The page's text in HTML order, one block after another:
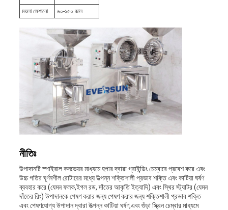
ময়লা মেশানো
৬০-১৫০ জাল
নীতিঃ
উপাদানটি স্পাইরাল কনভেয়র মাধ্যমে হপার দ্বারা গ্রাইন্ডিং চেম্বারে প্রবেশ করে এবং
উচ্চ গতির ঘূর্ণনশীল রোটারের মধ্যে উত্পন্ন শক্তিশালী প্রভাব শক্তি এবং কাটিয়া ঘর্ষণ
ব্যবহার করে (যেমন ফলক,ইগল রড, দাঁতের আকৃতি ইত্যাদি) এবং স্থির স্ট্যাটর (যেমন
দাঁতের রিং) উপাদানকে পেষণ করার জন্য পেষণ করার জন্য শক্তিশালী প্রভাব শক্তি
এবং পেষণযোগ্য উপাদান দ্বারা উত্পন্ন কাটিয়া ঘর্ষণ,এবং গুঁড়া স্ক্রিন চেম্বার মাধ্যমে